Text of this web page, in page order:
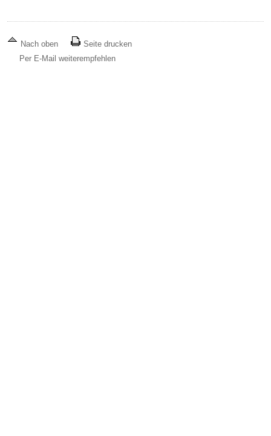
Nach oben
Seite drucken
Per E-Mail weiterempfehlen